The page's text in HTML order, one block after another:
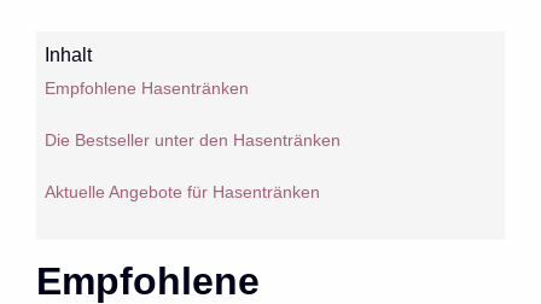
Inhalt
Empfohlene Hasentränken
Die Bestseller unter den Hasentränken
Aktuelle Angebote für Hasentränken
Empfohlene